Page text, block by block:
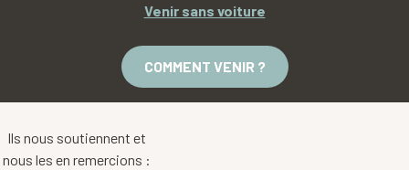
Venir sans voiture
COMMENT VENIR ?
Ils nous soutiennent et
nous les en remercions :